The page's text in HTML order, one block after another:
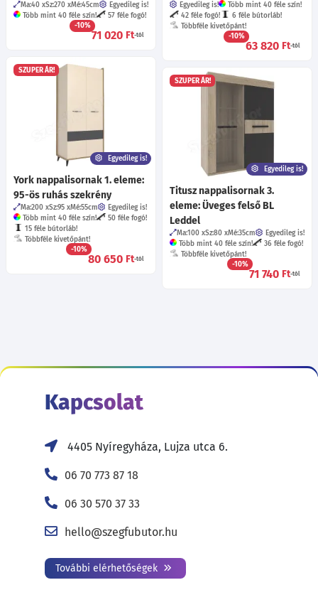
Egyedileg is!
Több mint 40 féle szín!
42 féle fogó!
6 féle bútorláb!
Többféle kivetőpánt!
-10%
63 820 Ft-tól
Ma:40 Sz:270 Mé:45cm
Egyedileg is!
Több mint 40 féle szín!
57 féle fogó!
-10%
71 020 Ft-tól
SZUPER ÁR!
Egyedileg is!
York nappalisornak 1. eleme:
95-ös ruhás szekrény
Ma:200 Sz:95 Mé:55cm
Egyedileg is!
Több mint 40 féle szín!
50 féle fogó!
15 féle bútorláb!
Többféle kivetőpánt!
-10%
80 650 Ft-tól
SZUPER ÁR!
Egyedileg is!
Titusz nappalisornak 3.
eleme: Üveges felső BL
Leddel
Ma:100 Sz:80 Mé:35cm
Egyedileg is!
Több mint 40 féle szín!
36 féle fogó!
Többféle kivetőpánt!
-10%
71 740 Ft-tól
Kapcsolat
4405 Nyíregyháza, Lujza utca 6.
06 70 773 87 18
06 30 570 37 33
hello@szegfubutor.hu
További elérhetőségek